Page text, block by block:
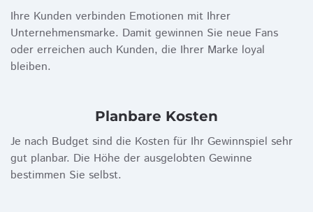
Ihre Kunden verbinden Emotionen mit Ihrer
Unternehmensmarke. Damit gewinnen Sie neue Fans
oder erreichen auch Kunden, die Ihrer Marke loyal
bleiben.
Planbare Kosten
Je nach Budget sind die Kosten für Ihr Gewinnspiel sehr
gut planbar. Die Höhe der ausgelobten Gewinne
bestimmen Sie selbst.